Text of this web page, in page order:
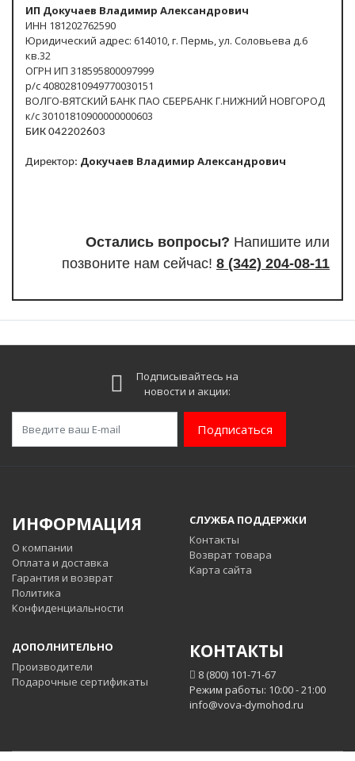
ИП Докучаев Владимир Александрович
ИНН 181202762590
Юридический адрес: 614010, г. Пермь, ул. Соловьева д.6
кв.32
ОГРН ИП 318595800097999
р/с 40802810949770030151
ВОЛГО-ВЯТСКИЙ БАНК ПАО СБЕРБАНК Г.НИЖНИЙ НОВГОРОД
к/с 30101810900000000603
БИК 042202603
Директор: Докучаев Владимир Александрович
Остались вопросы? Напишите или
позвоните нам сейчас! 8 (342) 204-08-11
Подписывайтесь на
новости и акции:
Подписаться
ИНФОРМАЦИЯ
О компании
Оплата и доставка
Гарантия и возврат
Политика
Конфиденциальности
СЛУЖБА ПОДДЕРЖКИ
Контакты
Возврат товара
Карта сайта
ДОПОЛНИТЕЛЬНО
Производители
Подарочные сертификаты
КОНТАКТЫ
8 (800) 101-71-67
Режим работы: 10:00 - 21:00
info@vova-dymohod.ru